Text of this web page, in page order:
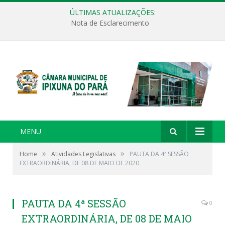
ÚLTIMAS ATUALIZAÇÕES:
Nota de Esclarecimento
MENU
Home » Atividades Legislativas »
PAUTA DA 4ª SESSÃO
EXTRAORDINÁRIA, DE 08 DE MAIO DE 2020
PAUTA DA 4ª SESSÃO
EXTRAORDINÁRIA, DE 08 DE MAIO
0